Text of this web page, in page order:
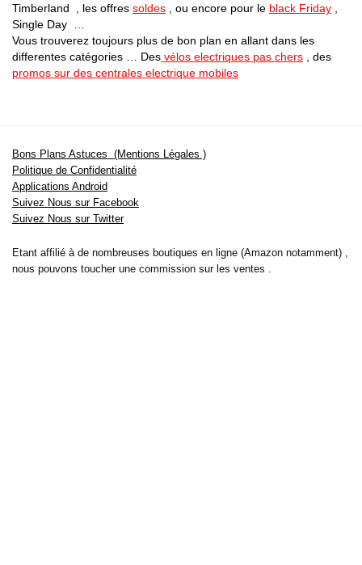
Timberland , les offres soldes , ou encore pour le black Friday ,
Single Day …
Vous trouverez toujours plus de bon plan en allant dans les
differentes catégories … Des vélos electriques pas chers , des
promos sur des centrales electrique mobiles
Bons Plans Astuces (Mentions Légales )
Politique de Confidentialité
Applications Android
Suivez Nous sur Facebook
Suivez Nous sur Twitter
Etant affilié à de nombreuses boutiques en ligne (Amazon notamment) ,
nous pouvons toucher une commission sur les ventes .